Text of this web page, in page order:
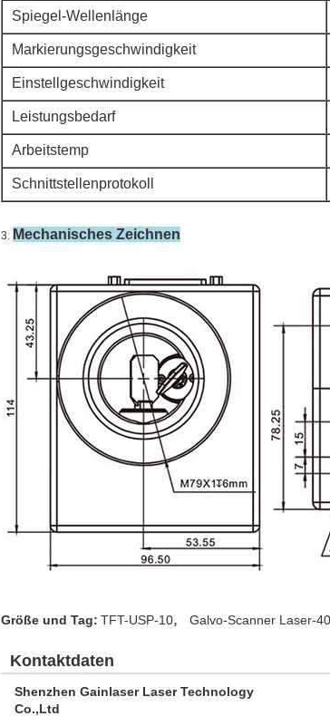
Spiegel-Wellenlänge
Markierungsgeschwindigkeit
Einstellgeschwindigkeit
Leistungsbedarf
Arbeitstemp
Schnittstellenprotokoll
3. Mechanisches Zeichnen
Größe und Tag: TFT-USP-10, Galvo-Scanner Laser-
Kontaktdaten
Shenzhen Gainlaser Laser Technology
Co.,Ltd